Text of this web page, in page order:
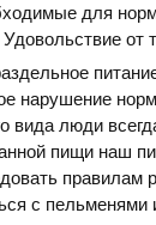
для
от
нарушение
вида люди
пищи наш
правилам
с